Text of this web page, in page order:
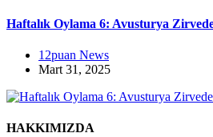
Haftalık Oylama 6: Avusturya
12puan News
Mart 31, 2025
HAKKIMIZDA